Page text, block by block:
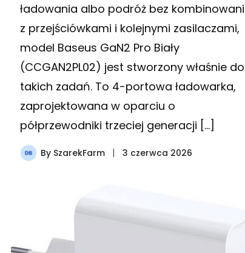
ładowania albo podróż bez
z przejściówkami i kolejnymi zasilaczami,
model Baseus GaN2 Pro Biały
(CCGAN2PL02) jest stworzony właśnie do
takich zadań. To 4-portowa ładowarka,
zaprojektowana w oparciu o
półprzewodniki trzeciej generacji […]
By SzarekFarm 3 czerwca 2026